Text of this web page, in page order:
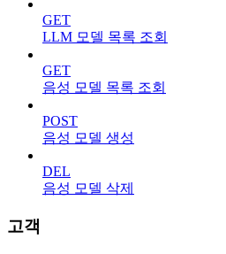
GET
LLM 모델 목록 조회
GET
음성 모델 목록 조회
POST
음성 모델 생성
DEL
음성 모델 삭제
고객